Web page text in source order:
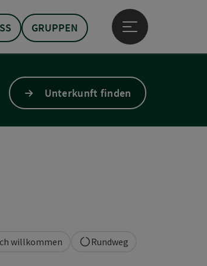
GRUPPEN
Hauptmenü öffnen
Unterkunft finden
willkommen Rundweg